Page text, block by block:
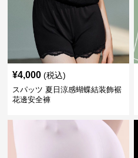
¥4,000 (税込)
スパッツ 夏日涼感蝴蝶結装飾裾
花邊安全褲